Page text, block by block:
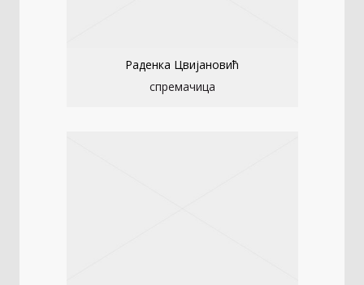
Раденка Цвијановић
спремачица